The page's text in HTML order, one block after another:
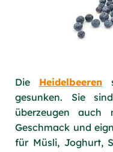
Die Heidelbeeren
gesunken. Sie
überzeugen auch
Geschmack und
für Müsli, Joghurt,